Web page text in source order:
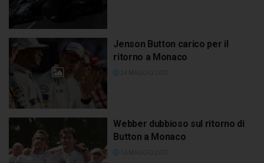
Jenson Button carico per il
ritorno a Monaco
Webber dubbioso sul ritorno di
Button a Monaco